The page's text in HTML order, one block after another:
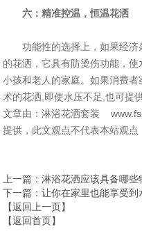
六：精准控温，恒温花洒
功能性的选择上，如果经济
的花洒，它具有防烫伤功能，
小孩和老人的家庭。如果消费
术的花洒,即使水压不足,也可提
文章由：淋浴花洒套装
提供，此文观点不代表本站观点
上一篇 ：淋浴花洒应该具备哪些
下一篇 ：让你在家里也能享受
【返回上一页】
【返回首页】